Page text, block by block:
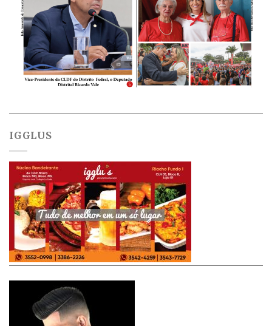
IGGLUS